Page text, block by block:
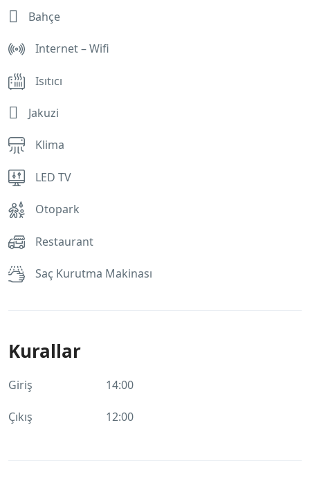
Bahçe
Internet – Wifi
Isıtıcı
Jakuzi
Klima
LED TV
Otopark
Restaurant
Saç Kurutma Makinası
Kurallar
Giriş 14:00
Çıkış 12:00